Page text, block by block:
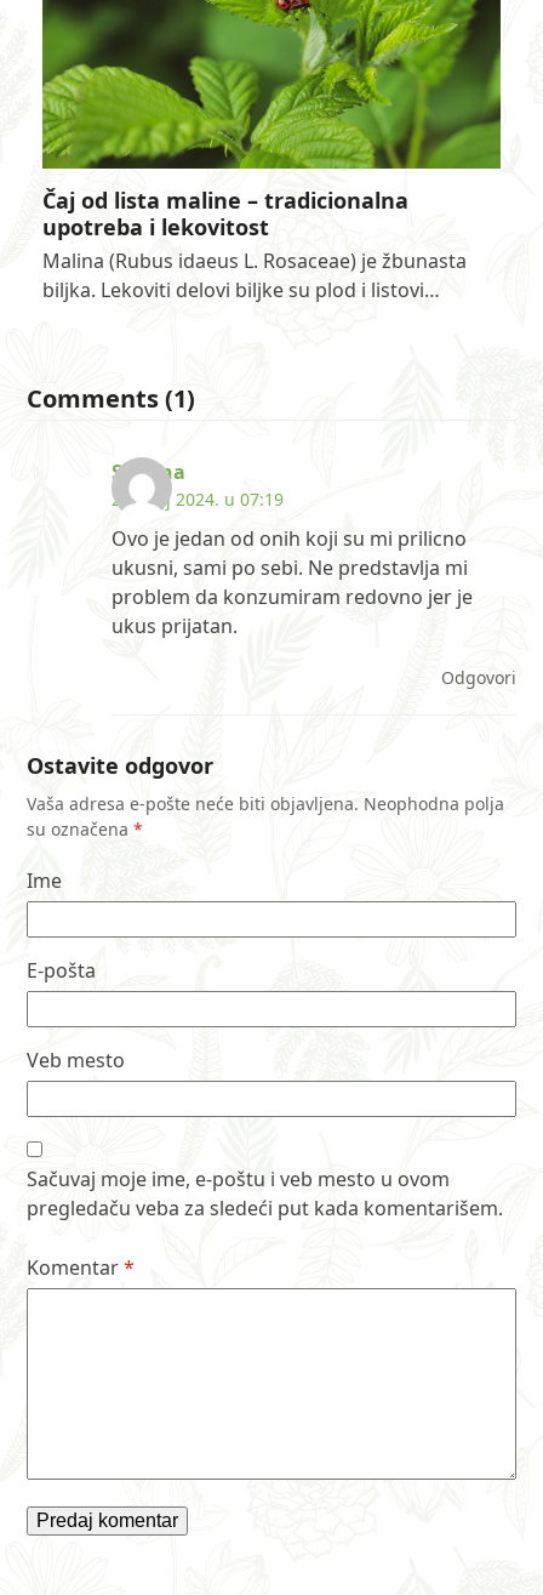
Čaj od lista maline – tradicionalna
upotreba i lekovitost
Malina (Rubus idaeus L. Rosaceae) je žbunasta
biljka. Lekoviti delovi biljke su plod i listovi…
Comments (1)
Simona
29. maj 2024. u 07:19
Ovo je jedan od onih koji su mi prilicno
ukusni, sami po sebi. Ne predstavlja mi
problem da konzumiram redovno jer je
ukus prijatan.
Odgovori
Ostavite odgovor
Vaša adresa e-pošte neće biti objavljena. Neophodna polja
su označena*
Ime
E-pošta
Veb mesto
Sačuvaj moje ime, e-poštu i veb mesto u ovom
pregledaču veba za sledeći put kada komentarišem.
Komentar*